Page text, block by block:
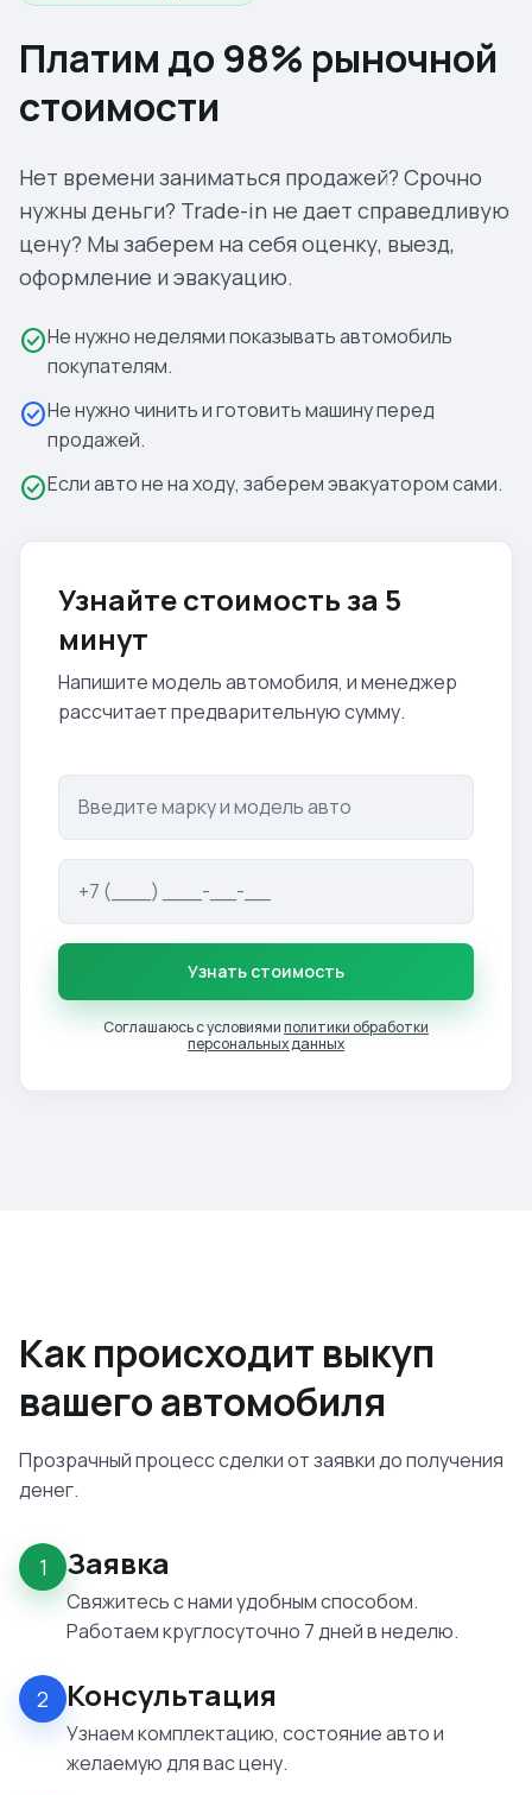
Платим до 98% рыночной
стоимости
Нет времени заниматься продажей? Срочно
нужны деньги? Trade-in не дает справедливую
цену? Мы заберем на себя оценку, выезд,
оформление и эвакуацию.
check_circleНе нужно неделями показывать автомобиль
покупателям.
check_circleНе нужно чинить и готовить машину перед
продажей.
check_circleЕсли авто не на ходу, заберем эвакуатором сами.
Узнайте стоимость за 5
минут
Напишите модель автомобиля, и менеджер
рассчитает предварительную сумму.
Узнать стоимость
Соглашаюсь с условиямиполитики обработки
персональных данных
Как происходит выкуп
вашего автомобиля
Прозрачный процесс сделки от заявки до получения
денег.
1 Заявка
Свяжитесь с нами удобным способом.
Работаем круглосуточно 7 дней в неделю.
2 Консультация
Узнаем комплектацию, состояние авто и
желаемую для вас цену.